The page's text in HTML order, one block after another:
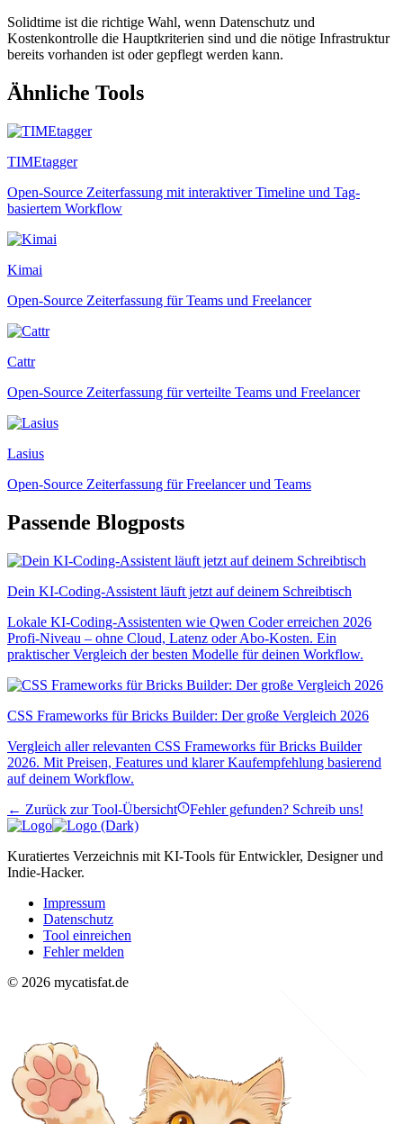
Solidtime ist die richtige Wahl, wenn Datenschutz und
Kostenkontrolle die Hauptkriterien sind und die nötige Infrastruktur
bereits vorhanden ist oder gepflegt werden kann.
Ähnliche Tools
TIMEtagger
Open-Source Zeiterfassung mit interaktiver Timeline und Tag-
basiertem Workflow
Kimai
Open-Source Zeiterfassung für Teams und Freelancer
Cattr
Open-Source Zeiterfassung für verteilte Teams und Freelancer
Lasius
Open-Source Zeiterfassung für Freelancer und Teams
Passende Blogposts
Dein KI-Coding-Assistent läuft jetzt auf deinem Schreibtisch
Lokale KI-Coding-Assistenten wie Qwen Coder erreichen 2026
Profi-Niveau – ohne Cloud, Latenz oder Abo-Kosten. Ein
praktischer Vergleich der besten Modelle für deinen Workflow.
CSS Frameworks für Bricks Builder: Der große Vergleich 2026
Vergleich aller relevanten CSS Frameworks für Bricks Builder
2026. Mit Preisen, Features und klarer Kaufempfehlung basierend
auf deinem Workflow.
← Zurück zur Tool-Übersicht
Fehler gefunden? Schreib uns!
Kuratiertes Verzeichnis mit KI-Tools für Entwickler, Designer und
Indie-Hacker.
Impressum
Datenschutz
Tool einreichen
Fehler melden
© 2026 mycatisfat.de